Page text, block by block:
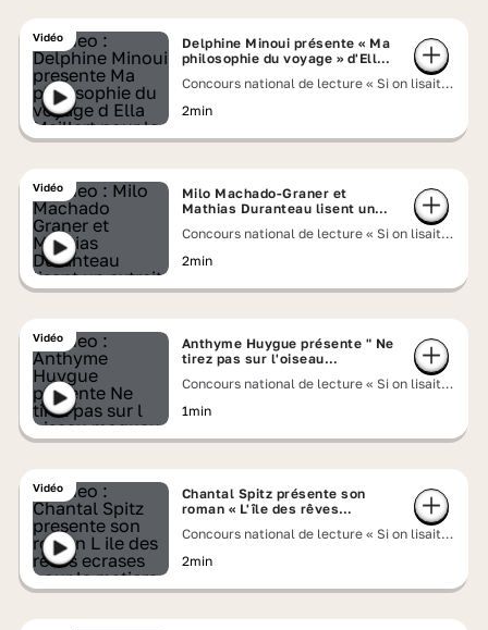
Vidéo
Delphine Minoui présente « Ma
philosophie du voyage » d'Ella
Concours national de lecture « Si on lisait à
2min
Vidéo
Milo Machado-Graner et
Mathias Duranteau lisent un
d'Alphonse Daudet
Concours national de lecture « Si on lisait à
2min
Vidéo
Anthyme Huygue présente " Ne
tirez pas sur l'oiseau
Concours national de lecture « Si on lisait à
1min
Vidéo
Chantal Spitz présente son
roman « L'île des rêves
Concours national de lecture « Si on lisait à
2min